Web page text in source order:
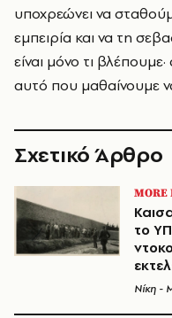
υποχρεώνει να
εμπειρία και να τη
είναι μόνο τι
αυτό που μαθαίνουμε
Σχετικό Άρθρο
MORE
το
Νίκη -